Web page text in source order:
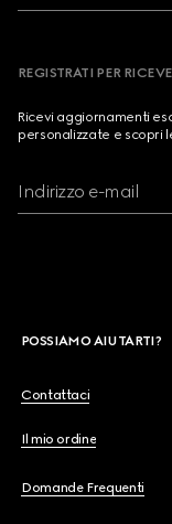
REGISTRATI PER
Ricevi aggiornamenti
personalizzate e scopri
Indirizzo e-mail
POSSIAMO AIUTARTI?
Contattaci
Il mio ordine
Domande Frequenti